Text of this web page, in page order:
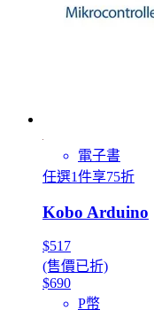
電子書
任選1件享75折
Kobo Arduino
$517
(售價已折)
$690
P幣